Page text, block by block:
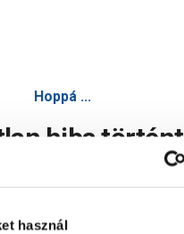
használ
Hoppá ...
hiba történt